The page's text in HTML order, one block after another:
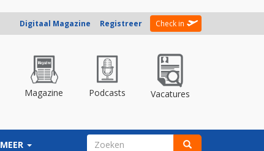
Digitaal Magazine Registreer Check in
Magazine Podcasts Vacatures
MEER ZOEKVELD